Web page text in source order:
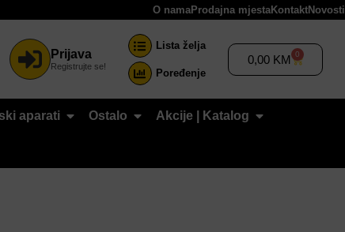
O nama Prodajna mjesta KontaktNovosti
Prijava
Registrujte se!
Lista želja
Poređenje
0,00 KM 0
aparati Ostalo Akcije | Katalog